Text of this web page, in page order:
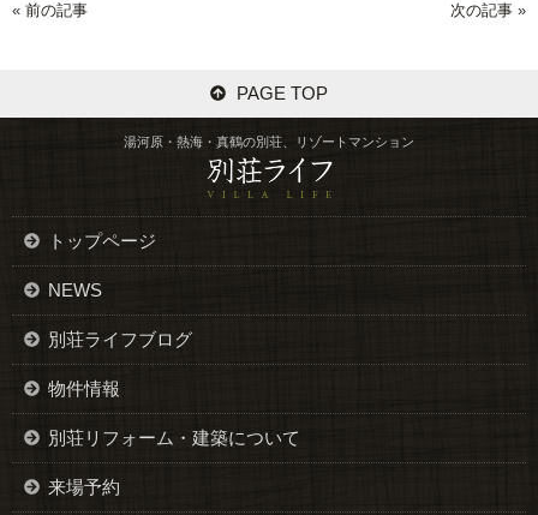
« 前の記事 次の記事 »
PAGE TOP
湯河原・熱海・真鶴の別荘、リゾートマンション
トップページ
NEWS
別荘ライフブログ
物件情報
別荘リフォーム・建築について
来場予約